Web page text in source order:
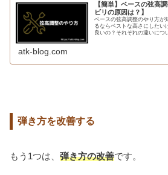
【簡単】ベースの弦高
ビリの原因は？】
ベースの弦高調整のやり方が
るならベストな高さにしたい
良いの？それぞれの違いにつ
atk-blog.com
弾き方を改善する
もう1つは、 弾き方の改善です。